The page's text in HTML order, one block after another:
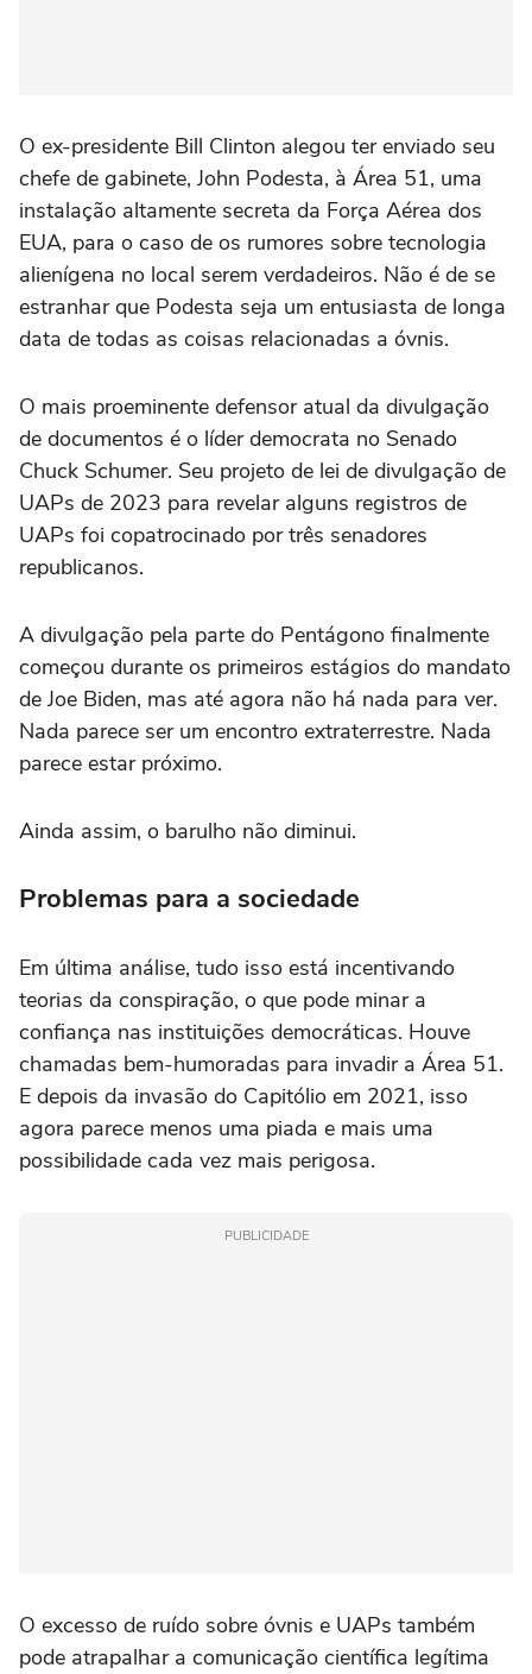
O ex-presidente Bill Clinton alegou ter enviado seu
chefe de gabinete, John Podesta, à Área 51, uma
instalação altamente secreta da Força Aérea dos
EUA, para o caso de os rumores sobre tecnologia
alienígena no local serem verdadeiros. Não é de se
estranhar que Podesta seja um entusiasta de longa
data de todas as coisas relacionadas a óvnis.
O mais proeminente defensor atual da divulgação
de documentos é o líder democrata no Senado
Chuck Schumer. Seu projeto de lei de divulgação de
UAPs de 2023 para revelar alguns registros de
UAPs foi copatrocinado por três senadores
republicanos.
A divulgação pela parte do Pentágono finalmente
começou durante os primeiros estágios do mandato
de Joe Biden, mas até agora não há nada para ver.
Nada parece ser um encontro extraterrestre. Nada
parece estar próximo.
Ainda assim, o barulho não diminui.
Problemas para a sociedade
Em última análise, tudo isso está incentivando
teorias da conspiração, o que pode minar a
confiança nas instituições democráticas. Houve
chamadas bem-humoradas para invadir a Área 51.
E depois da invasão do Capitólio em 2021, isso
agora parece menos uma piada e mais uma
possibilidade cada vez mais perigosa.
PUBLICIDADE
O excesso de ruído sobre óvnis e UAPs também
pode atrapalhar a comunicação científica legítima